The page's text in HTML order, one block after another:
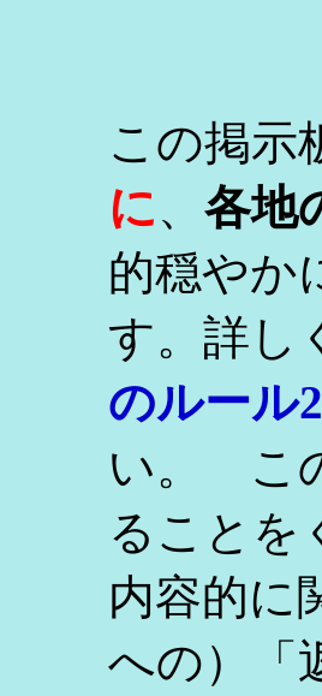
この掲示
に、 各地
的穏やか
す。詳し
のルール2
い。 こ
ることを
内容的に
への）「